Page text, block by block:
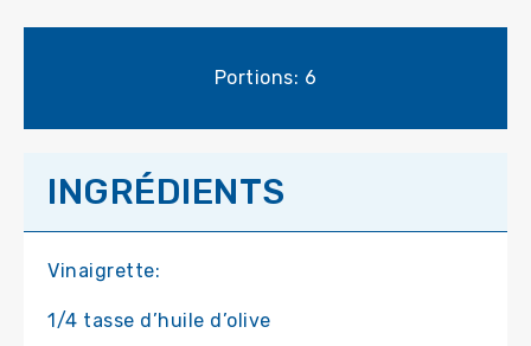
Portions: 6
INGRÉDIENTS
Vinaigrette:
1/4 tasse d’huile d’olive